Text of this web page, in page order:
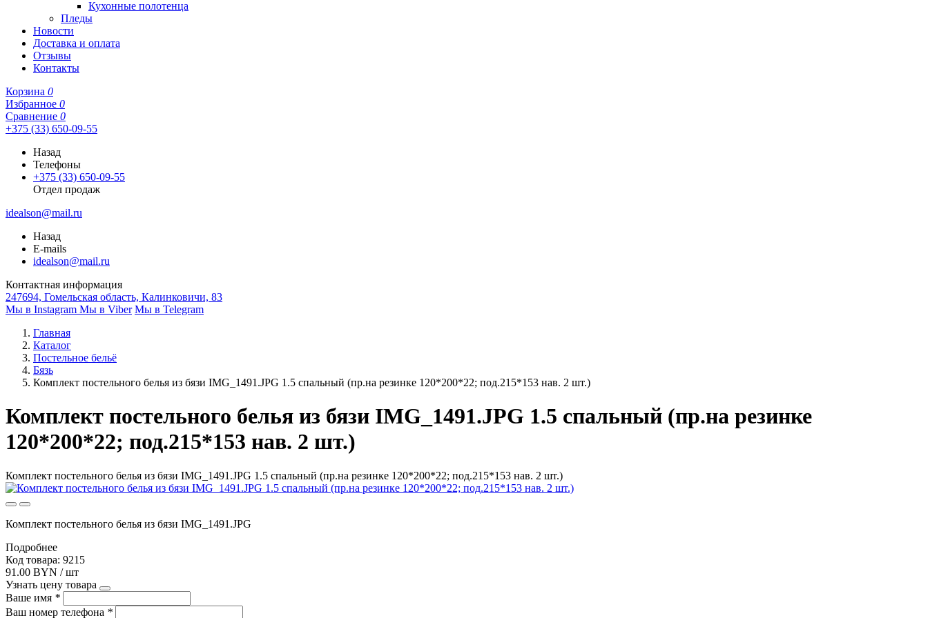
Кухонные полотенца
Пледы
Новости
Доставка и оплата
Отзывы
Контакты
Корзина 0
Избранное 0
Сравнение 0
+375 (33) 650-09-55
Назад
Телефоны
+375 (33) 650-09-55
Отдел продаж
idealson@mail.ru
Назад
E-mails
idealson@mail.ru
Контактная информация
247694, Гомельская область, Калинковичи, 83
Мы в Instagram Мы в Viber Мы в Telegram
Главная
Каталог
Постельное бельё
Бязь
Комплект постельного белья из бязи IMG_1491.JPG 1.5 спальный (пр.на резинке 120*200*22; под.215*153 нав. 2 шт.)
Комплект постельного белья из бязи IMG_1491.JPG 1.5 спальный (пр.на резинке
120*200*22; под.215*153 нав. 2 шт.)
Комплект постельного белья из бязи IMG_1491.JPG 1.5 спальный (пр.на резинке 120*200*22; под.215*153 нав. 2 шт.)
Комплект постельного белья из бязи IMG_1491.JPG
Подробнее
Код товара: 9215
91.00 BYN / шт
Узнать цену товара
Ваше имя *
Ваш номер телефона *